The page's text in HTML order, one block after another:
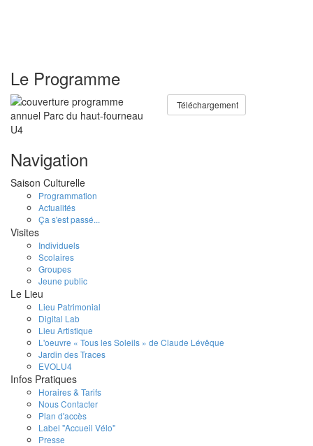
Le Programme
Téléchargement
Navigation
Saison Culturelle
Programmation
Actualités
Ça s'est passé...
Visites
Individuels
Scolaires
Groupes
Jeune public
Le Lieu
Lieu Patrimonial
Digital Lab
Lieu Artistique
L'oeuvre « Tous les Soleils » de Claude Lévêque
Jardin des Traces
EVOLU4
Infos Pratiques
Horaires & Tarifs
Nous Contacter
Plan d'accès
Label "Accueil Vélo"
Presse